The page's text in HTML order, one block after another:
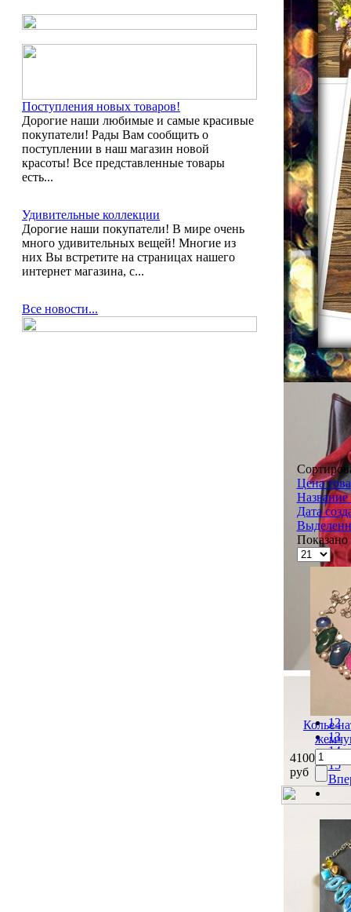
Поступления новых товаров!
Дорогие наши любимые и самые красивые
покупатели! Рады Вам сообщить о
поступлении в наш магазин новой
красоты! Все представленные товары
есть...
Удивительные коллекции
Дорогие наши покупатели! В мире очень
много удивительных вещей! Многие из
них Вы встретите на страницах нашего
интернет магазина, с...
Все новости...
Цена
Название
Дата
Показано
6
7
8
12
13
14
15
Колье
4100
руб